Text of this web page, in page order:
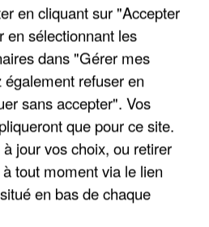
LES REFUGES
SONT...
en cliquant sur "Accepter
en sélectionnant les
dans "Gérer mes
refuser en
sans accepter". Vos
que pour ce site.
jour vos choix, ou retirer
tout moment via le lien
en bas de chaque